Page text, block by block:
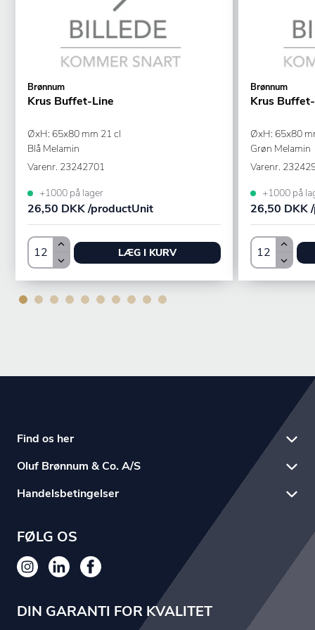
Brønnum
Krus Buffet-Line
ØxH: 65x80 mm 21 cl
Blå Melamin
Varenr. 23242701
+1000 på lager
26,50 DKK /productUnit
LÆG I KURV
Brønnum
Krus
ØxH: 65x80
Grøn Melamin
Varenr.
+1000 på
26,50 DKK
Find os her
Oluf Brønnum & Co. A/S
Handelsbetingelser
FØLG OS
DIN GARANTI FOR KVALITET